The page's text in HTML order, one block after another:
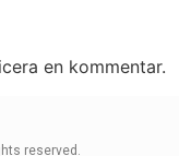
en kommentar.
reserved.